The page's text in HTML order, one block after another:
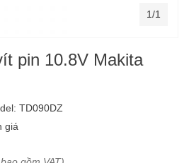
pin 10.8V Makita
TD090DZ
giá
1/1